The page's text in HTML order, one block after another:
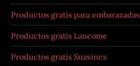
Productos gratis para embarazadas
Productos gratis Lancome
Productos gratis Suavinex